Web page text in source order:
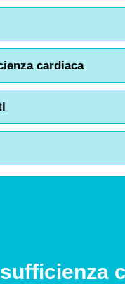
cardiaca